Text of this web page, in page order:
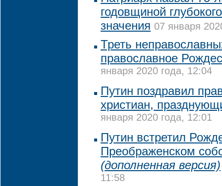
годовщиной
значения 07 января
Треть
православное
января 2020 года, 12:04
Путин поздравил
христиан,
января 2020 года, 12:01
Путин встретил
Преображенском
(дополненная версия)
11:58